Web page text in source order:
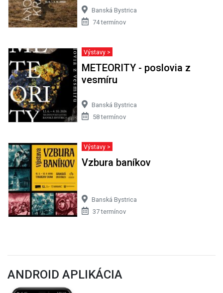
Banská Bystrica
74 termínov
Výstavy >
METEORITY - poslovia z
vesmíru
Banská Bystrica
58 termínov
Výstavy >
Vzbura baníkov
Banská Bystrica
37 termínov
ANDROID APLIKÁCIA